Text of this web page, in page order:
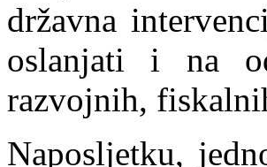
državna
oslanjati i na
razvojnih,
Naposljetku,